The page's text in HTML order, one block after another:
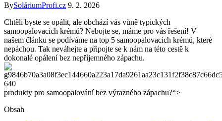
BySoláriumProfi.cz 9. 2. 2026
Chtěli byste se opálit, ale obchází vás vůně typických
samoopalovacích krémů? Nebojte se, máme pro vás řešení! V
našem článku se podíváme na top 5 samoopalovacích krémů, které
nepáchou. Tak neváhejte a připojte se k nám na této cestě k
dokonalé opálení bez nepříjemného zápachu.
produkty pro samoopalování bez výrazného zápachu?“>
Obsah